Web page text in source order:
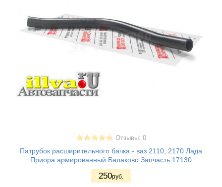
Отзывы: 0
Патрубок расширительного бачка - ваз 2110, 2170 Лада
Приора армированный Балаково Запчасть 17130
250руб.